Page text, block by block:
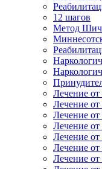
12 шагов
Метод
Лечение от
Лечение
Лечение
Лечение
Лечение
Лечение
Лечение